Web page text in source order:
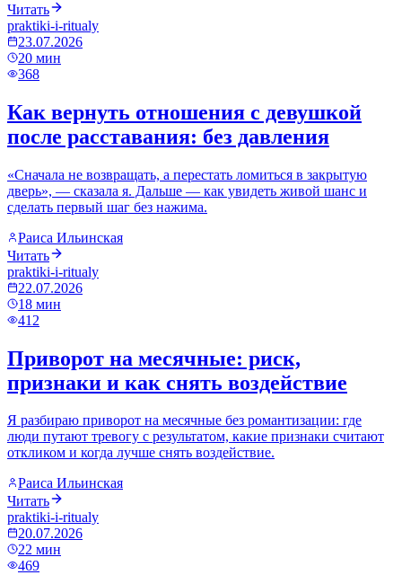
Читать
praktiki-i-ritualy
23.07.2026
20 мин
368
Как вернуть отношения с девушкой
после расставания: без давления
«Сначала не возвращать, а перестать ломиться в закрытую
дверь», — сказала я. Дальше — как увидеть живой шанс и
сделать первый шаг без нажима.
Раиса Ильинская
Читать
praktiki-i-ritualy
22.07.2026
18 мин
412
Приворот на месячные: риск,
признаки и как снять воздействие
Я разбираю приворот на месячные без романтизации: где
люди путают тревогу с результатом, какие признаки считают
откликом и когда лучше снять воздействие.
Раиса Ильинская
Читать
praktiki-i-ritualy
20.07.2026
22 мин
469